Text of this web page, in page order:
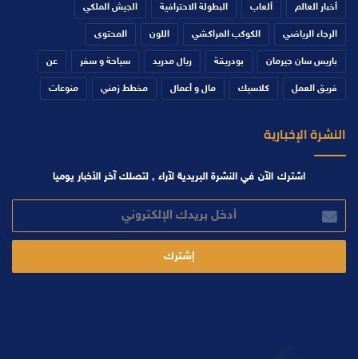
أخبار العالم ألعاب البطولة الاحترافية الجيش الملكي
الرجاء الرياضي الكوكب المراكشي اللون المحتوى
باريس سان جيرمان بودريقة ريال مدريد سياحة و سفر عن
فريق العمل كلاسيك مال و أعمال مخطط زمني منوعات
النشرة الإخبارية
اشترك الآن في النشرة البريدية لآراء , لتصلك آخر الأخبار يوميا
بريدك
الإلكتروني